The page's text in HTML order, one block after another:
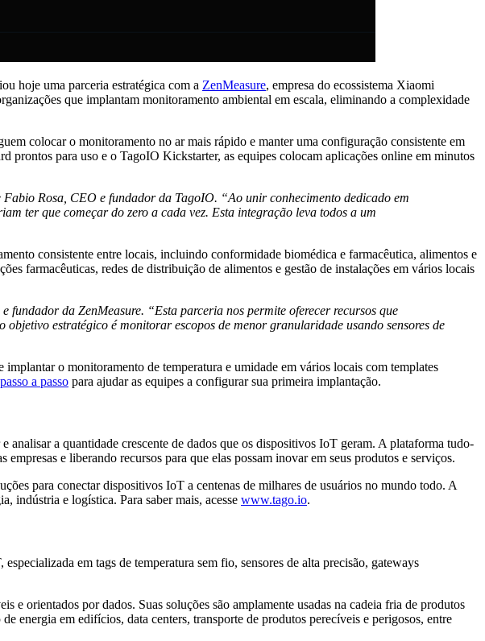
hoje uma parceria estratégica com a ZenMeasure, empresa do ecossistema Xiaomi
que implantam monitoramento ambiental em escala, eliminando a complexidade
colocar o monitoramento no ar mais rápido e manter uma configuração consistente em
prontos para uso e o TagoIO Kickstarter, as equipes colocam aplicações online em minutos
Rosa, CEO e fundador da TagoIO. “Ao unir conhecimento dedicado em
ter que começar do zero a cada vez. Esta integração leva todos a um
consistente entre locais, incluindo conformidade biomédica e farmacêutica, alimentos e
farmacêuticas, redes de distribuição de alimentos e gestão de instalações em vários locais
da ZenMeasure. “Esta parceria nos permite oferecer recursos que
estratégico é monitorar escopos de menor granularidade usando sensores de
o monitoramento de temperatura e umidade em vários locais com templates
a passo para ajudar as equipes a configurar sua primeira implantação.
analisar a quantidade crescente de dados que os dispositivos IoT geram. A plataforma tudo-
e liberando recursos para que elas possam inovar em seus produtos e serviços.
para conectar dispositivos IoT a centenas de milhares de usuários no mundo todo. A
indústria e logística. Para saber mais, acesse www.tago.io.
em tags de temperatura sem fio, sensores de alta precisão, gateways
e orientados por dados. Suas soluções são amplamente usadas na cadeia fria de produtos
energia em edifícios, data centers, transporte de produtos perecíveis e perigosos, entre